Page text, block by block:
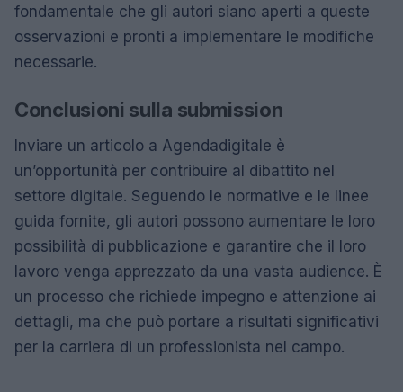
fondamentale che gli autori siano aperti a queste
osservazioni e pronti a implementare le modifiche
necessarie.
Conclusioni sulla submission
Inviare un articolo a Agendadigitale è
un’opportunità per contribuire al dibattito nel
settore digitale. Seguendo le normative e le linee
guida fornite, gli autori possono aumentare le loro
possibilità di pubblicazione e garantire che il loro
lavoro venga apprezzato da una vasta audience. È
un processo che richiede impegno e attenzione ai
dettagli, ma che può portare a risultati significativi
per la carriera di un professionista nel campo.